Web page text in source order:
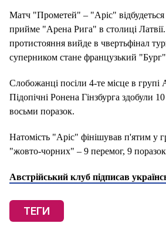
Матч "Прометей" – "Аріс"
прийме "Арена Рига" в столиці
протистояння вийде в чвертьфінал
суперником стане французький
Слобожанці посіли 4-те місце в групі
Підопічні Ронена Гінзбурга здобули
восьми поразок.
Натомість "Аріс" фінішував п'ятим у
"жовто-чорних" – 9 перемог, 9
Австрійський клуб підписав
ТЕГИ